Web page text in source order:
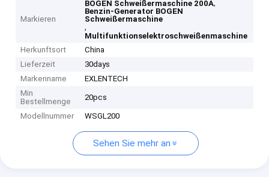
Markieren
BOGEN Schweißermaschine 200A,
Benzin-Generator BOGEN
Schweißermaschine
,
Multifunktionselektroschweißenmaschine
Herkunftsort
China
Lieferzeit
30days
Markenname
EXLENTECH
Min
Bestellmenge
20pcs
Modellnummer WSGL200
Sehen Sie mehr an